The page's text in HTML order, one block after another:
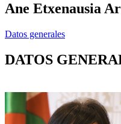
Ane Etxenausia
Datos generales
DATOS